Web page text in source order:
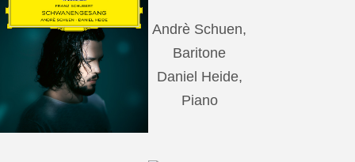
Andrè Schuen,
Baritone
Daniel Heide,
Piano